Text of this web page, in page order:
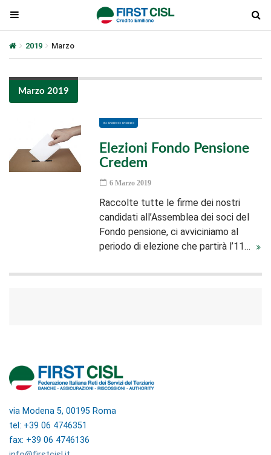
2019 Marzo
Marzo 2019
IN PRIMO PIANO
Elezioni Fondo Pensione
Credem
6 Marzo 2019
Raccolte tutte le firme dei nostri
candidati all’Assemblea dei soci del
Fondo pensione, ci avviciniamo al
periodo di elezione che partirà l’11…
via Modena 5, 00195 Roma
tel: +39 06 4746351
fax: +39 06 4746136